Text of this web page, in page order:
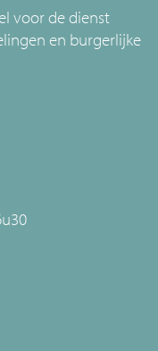
voor de dienst
en burgerlijke